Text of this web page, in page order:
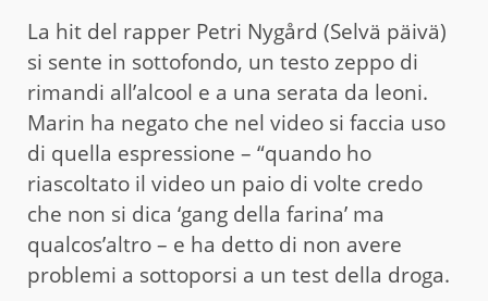
La hit del rapper Petri Nygård (Selvä päivä)
si sente in sottofondo, un testo zeppo di
rimandi all’alcool e a una serata da leoni.
Marin ha negato che nel video si faccia uso
di quella espressione – “quando ho
riascoltato il video un paio di volte credo
che non si dica ‘gang della farina’ ma
qualcos’altro – e ha detto di non avere
problemi a sottoporsi a un test della droga.